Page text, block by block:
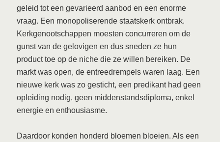
geleid tot een gevarieerd aanbod en een enorme
vraag. Een monopoliserende staatskerk ontbrak.
Kerkgenootschappen moesten concurreren om de
gunst van de gelovigen en dus sneden ze hun
product toe op de niche die ze willen bereiken. De
markt was open, de entreedrempels waren laag. Een
nieuwe kerk was zo gesticht, een predikant had geen
opleiding nodig, geen middenstandsdiploma, enkel
energie en enthousiasme.
Daardoor konden honderd bloemen bloeien. Als een